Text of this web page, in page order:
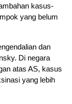
kasus-
yang belum
dan
Di negara
atas AS, kasus
yang lebih